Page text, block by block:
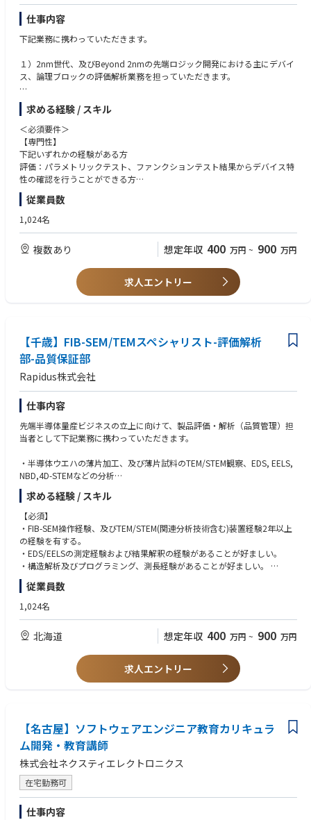
同社の研究者及び技術者は世界最先端の半導体研究拠点の1つであるニュ
ーヨーク州アルバニーで米国IBM・日本IBMの研究者と協働。
日本国内技術に留まらない世界的な最新技術への挑戦です。
〇imecとの連携
ベルギーに本拠を置く世界最先端の半導体研究機関imecとの協力覚書も締
結。欧州半導体エコシステムの中心的存在であるimecとの連携をきっかけ
にEUV技術へのアクセスとグローバルな研究開発ネットワークへの参加を
■参考動画・記事
＜記事＞
参考①：新たなコンセプトで先端ロジック半導体製造へ：ラピダスの小池
淳義社長に聞く
https://www.nippon.com/ja/in-depth/a09004/?cx_recs_click=true
＜参考動画＞
参考①：【半導体2023】今さら聞けない『Rapidusは何をやっている？』
＆業界各社の動きを徹底解説【TSMC】【サムスン】
https://www.youtube.com/watch?v=dQY-VjzvZUA
参考②：【Rapidus社長対談】Rapidusは今までにないビジネスモデルを
構築する!
https://www.youtube.com/watch?v=A1klwk6z2Qw
仕事内容
下記業務に携わっていただきます。
１）2nm世代、及びBeyond 2nmの先端ロジック開発における主にデバイ
ス、論理ブロックの評価解析業務を担っていただきます。
２）電気特性検査（パラメトリックテスト、ファンクションテスト)を主に
ご担当いただき、その他メトロロジー検査データ、欠陥検査データ、その
他回路図/レイアウト図など設計データを統合的に解析・解釈して、歩留ま
り向上へのアクションを策定する。
Rapidusは2025年4月にパイロットラインが稼働し始め、2027年量産化に
向けて試作を進めております。
弊社の取引業界は自動車業界やIT・PCメーカーなど多岐に渡りますがスマ
ホやPC、産業用ロボットなど私たちが扱う製品に必要不可欠な半導体。
現代社会の進化は半導体なくしては成り立たず、特に近年AIやIoTといった
次世代技術の発展が、半導体の需要を爆発的に高めています。
Rapidusの最大の特徴は、開発期間を短縮する統合型ファウンドリサービ
にすることを価値として提供。
〇IBMとの技術提携
Rapidusは2nmプロセスの基盤技術を自社開発するのではなくこの分野で
先行するIBMから技術ライセンスの供与を受け、共同開発を進めていま
す。
同社の研究者及び技術者は世界最先端の半導体研究拠点の1つであるニュ
ーヨーク州アルバニーで米国IBM・日本IBMの研究者と協働。
日本国内技術に留まらない世界的な最新技術への挑戦です。
〇imecとの連携
ベルギーに本拠を置く世界最先端の半導体研究機関imecとの協力覚書も締
にEUV技術へのアクセスとグローバルな研究開発ネットワークへの参加を
進めています。
■参考動画・記事
＜記事＞
参考①：新たなコンセプトで先端ロジック半導体製造へ：ラピダスの小池
淳義社長に聞く
https://www.nippon.com/ja/in-depth/a09004/?cx_recs_click=true
＜参考動画＞
参考①：【半導体2023】今さら聞けない『Rapidusは何をやっている？』
＆業界各社の動きを徹底解説【TSMC】【サムスン】
https://www.youtube.com/watch?v=dQY-VjzvZUA
参考②：【Rapidus社長対談】Rapidusは今までにないビジネスモデルを
https://www.youtube.com/watch?v=A1klwk6z2Qw
求める経験 / スキル
＜必須要件＞
【専門性】
下記いずれかの経験がある方
評価：パラメトリックテスト、ファンクションテスト結果からデバイス特
性の確認を行うことができる方
解析：電気特性テスト結果と回路設計データなど統合的に解析し、回路や
プロセスの脆弱性を特定・改善することができる方
TOEIC600点以上もしくは同等程度の語学力
テストプログラム（パラメトリック、論理ブロック、メモリーいずれかあ
・大卒以上の実務・研究等の経験者（3年以上）または大学院（博士課
程）修了以上 ※修了見込含む
・人とのコミュニケーションを苦手としない人
・個の活躍に加えてチームプレイもできる人
従業員数
1,024名
複数あり 想定年収 400 万円 ~ 900 万円
求人エントリー
【千歳】FIB-SEM/TEMスペシャリスト-評価解析
部-品質保証部
Rapidus株式会社
仕事内容
先端半導体量産ビジネスの立上に向けて、製品評価・解析（品質管理）担
当者として下記業務に携わっていただきます。
・半導体ウエハの薄片加工、及び薄片試料のTEM/STEM観察、EDS, EELS,
NBD,4D-STEMなどの分析
Rapidusは2025年4月にパイロットラインが稼働し始め、2027年量産化に
向けて試作を進めております。
《Rapidusの技術で変える未来》
弊社の取引業界は自動車業界やIT・PCメーカーなど多岐に渡りますがスマ
ホやPC、産業用ロボットなど私たちが扱う製品に必要不可欠な半導体。
現代社会の進化は半導体なくしては成り立たず、特に近年AIやIoTといった
Rapidusの最大の特徴は、開発期間を短縮する統合型ファウンドリサービ
スRUMSを展開、単に半導体を製造するだけでなく、開発期間を世界最短
にすることを価値として提供。
RUMSとは・・・https://www.rapidus.inc/business/
Rapidus株式会社の特徴
〇IBMとの技術提携
同社の研究者及び技術者は世界最先端の半導体研究拠点の1つであるニュ
ーヨーク州アルバニーで米国IBM・日本IBMの研究者と協働。
日本国内技術に留まらない世界的な最新技術への挑戦です。
〇imecとの連携
ベルギーに本拠を置く世界最先端の半導体研究機関imecとの協力覚書も締
結。欧州半導体エコシステムの中心的存在であるimecとの連携をきっかけ
にEUV技術へのアクセスとグローバルな研究開発ネットワークへの参加を
進めています。
求める経験 / スキル
【必須】
・FIB-SEM操作経験、及びTEM/STEM(関連分析技術含む)装置経験2年以上
の経験を有する。
・EDS/EELSの測定経験および結果解釈の経験があることが好ましい。
・構造解析及びプログラミング、測長経験があることが好ましい。
・チームリーダーの経験があることが好ましい。
従業員数
1,024名
北海道 想定年収 400 万円 ~ 900 万円
求人エントリー
【名古屋】ソフトウェアエンジニア教育カリキュラ
ム開発・教育講師
株式会社ネクスティエレクトロニクス
在宅勤務可
仕事内容